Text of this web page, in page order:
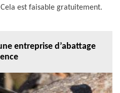
est faisable gratuitement.
entreprise d’abattage